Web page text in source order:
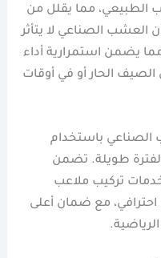
الطبيعي، مما يقلل من
العشب الصناعي لا يتأثر
يضمن استمرارية أداء
الصيف الحار أو في أوقات
الصناعي باستخدام
طويلة. تضمن
خدمات تركيب ملاعب
مع ضمان أعلى